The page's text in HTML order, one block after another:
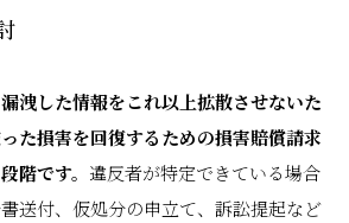
洩した情報をこれ以上拡散させないた
た損害を回復するための損害賠償請求
階です。 違反者が特定できている場合
送付、仮処分の申立て、訴訟提起など